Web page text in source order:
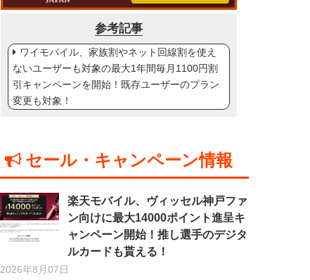
参考記事
ワイモバイル、家族割やネット回線割を使え
ないユーザーも対象の最大1年間毎月1100円割
引キャンペーンを開始！既存ユーザーのプラン
変更も対象！
セール・キャンペーン情報
楽天モバイル、ヴィッセル神戸ファ
ン向けに最大14000ポイント進呈キ
ャンペーン開始！推し選手のデジタ
ルカードも貰える！
2026年8月07日